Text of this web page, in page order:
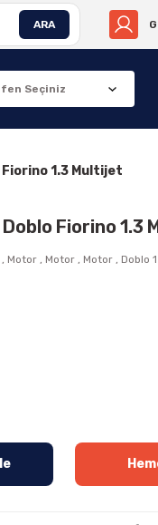
ARA
1.3 Multijet
Fiorino 1.3
, Motor , Motor , Motor , Doblo 1